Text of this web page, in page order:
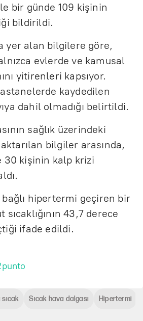
bir günde 109 kişinin
bildirildi.
yer alan bilgilere göre,
evlerde ve kamusal
yitirenleri kapsıyor.
kaydedilen
dahil olmadığı belirtildi.
sağlık üzerindeki
bilgiler arasında,
30 kişinin kalp krizi
bağlı hipertermi geçiren bir
43,7 derece
ifade edildi.
sıcak Sıcak hava dalgası Hipertermi